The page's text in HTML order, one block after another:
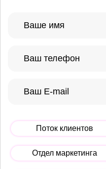
Поток клиентов
Отдел маркетинга